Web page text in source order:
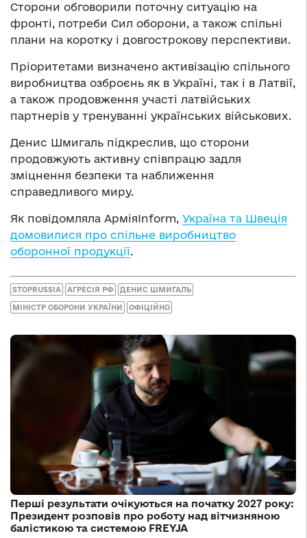
Сторони обговорили поточну ситуацію на
фронті, потреби Сил оборони, а також спільні
плани на коротку і довгострокову перспективи.
Пріоритетами визначено активізацію спільного
виробництва озброєнь як в Україні, так і в Латвії,
а також продовження участі латвійських
партнерів у тренуванні українських військових.
Денис Шмигаль підкреслив, що сторони
продовжують активну співпрацю задля
зміцнення безпеки та наближення
справедливого миру.
Як повідомляла АрміяInform, Україна та Швеція
домовилися про спільне виробництво
оборонної продукції.
STOPRUSSIA АГРЕСІЯ РФ ДЕНИС ШМИГАЛЬ
МІНІСТР ОБОРОНИ УКРАЇНИ ОФІЦІЙНО
Перші результати очікуються на початку 2027 року:
Президент розповів про роботу над вітчизняною
балістикою та системою FREYJA